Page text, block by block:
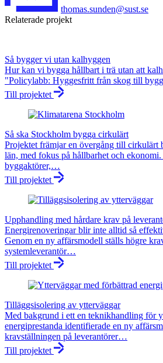
thomas.sunden@sust.se
Relaterade projekt
Så bygger vi utan kalhyggen
Hur kan vi bygga hållbart i trä utan att
"Policylabb: Hyggesfritt från skog till
Till projektet
Så ska Stockholm bygga cirkulärt
Projektet främjar en övergång till cirkulärt
län, med fokus på hållbarhet och
byggaktörer,…
Till projektet
Upphandling med hårdare krav på
Energirenoveringar blir inte alltid så
Genom en ny affärsmodell ställs högre
systemleverantör…
Till projektet
Tilläggsisolering av ytterväggar
Med bakgrund i ett en teknikhandling för
energiprestanda identifierade en ny
kravställningen på leverantörer…
Till projektet